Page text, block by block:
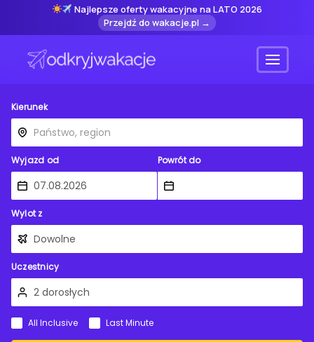
Najlepsze oferty wakacyjne na LATO 2026
Przejdź do wakacje.pl →
Menu
Kierunek
Wyjazd od Powrót do
Wylot z
Uczestnicy
All Inclusive Last Minute